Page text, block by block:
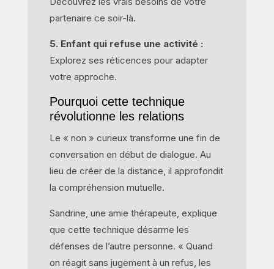
partenaire ce soir-là.
5. Enfant qui refuse une activité :
Explorez ses réticences pour adapter
votre approche.
Pourquoi cette technique
révolutionne les relations
Le « non » curieux transforme une fin de
conversation en début de dialogue. Au
lieu de créer de la distance, il approfondit
la compréhension mutuelle.
Sandrine, une amie thérapeute, explique
que cette technique désarme les
défenses de l’autre personne. « Quand
on réagit sans jugement à un refus, les